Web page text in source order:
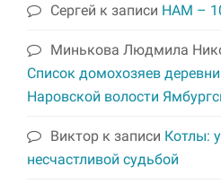
Сергей к записи НАМ –
Минькова Людмила
Список домохозяев
Наровской волости
Виктор к записи Котлы:
несчастливой судьбой